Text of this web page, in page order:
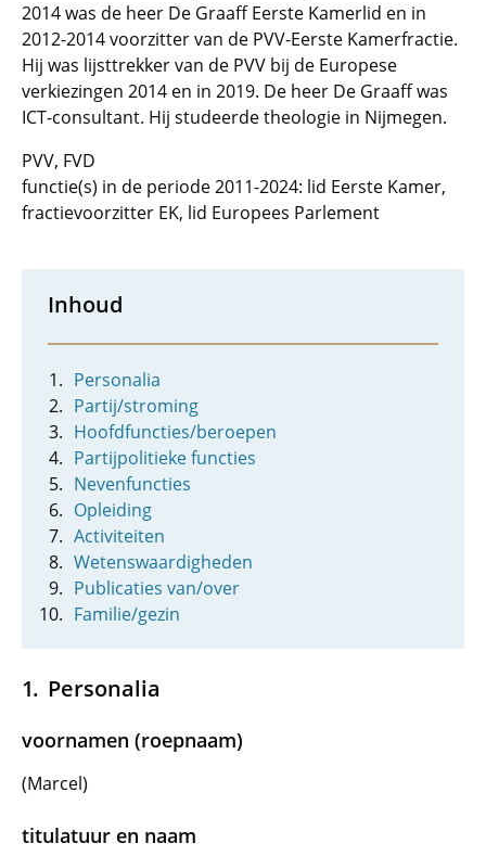
2014 was de heer De Graaff Eerste Kamerlid en in
2012-2014 voorzitter van de PVV-Eerste Kamerfractie.
Hij was lijsttrekker van de PVV bij de Europese
verkiezingen 2014 en in 2019. De heer De Graaff was
ICT-consultant. Hij studeerde theologie in Nijmegen.
PVV, FVD
functie(s) in de periode 2011-2024: lid Eerste Kamer,
fractievoorzitter EK, lid Europees Parlement
Inhoud
Personalia
Partij/stroming
Hoofdfuncties/beroepen
Partijpolitieke functies
Nevenfuncties
Opleiding
Activiteiten
Wetenswaardigheden
Publicaties van/over
Familie/gezin
Personalia
voornamen (roepnaam)
(Marcel)
titulatuur en naam